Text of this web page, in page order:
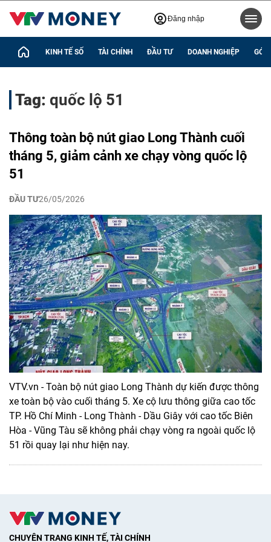
Đăng nhập
KINH TẾ SỐ TÀI CHÍNH ĐẦU TƯ DOANH NGHIỆP GÓC
Tag: quốc lộ 51
Thông toàn bộ nút giao Long Thành cuối
tháng 5, giảm cảnh xe chạy vòng quốc lộ
51
ĐẦU TƯ26/05/2026
VTV.vn - Toàn bộ nút giao Long Thành dự kiến được thông
xe toàn bộ vào cuối tháng 5. Xe cộ lưu thông giữa cao tốc
TP. Hồ Chí Minh - Long Thành - Dầu Giây với cao tốc Biên
Hòa - Vũng Tàu sẽ không phải chạy vòng ra ngoài quốc lộ
51 rồi quay lại như hiện nay.
CHUYÊN TRANG KINH TẾ, TÀI CHÍNH